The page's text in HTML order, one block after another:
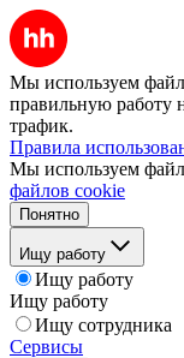
Мы используем
правильную работу
трафик.
Правила
Мы используем
файлов cookie
Понятно
Ищу работу
Ищу работу
Ищу работу
Ищу сотрудника
Сервисы